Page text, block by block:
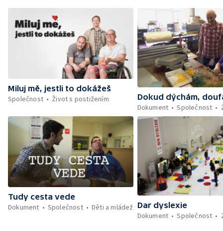
Miluj mě, jestli to dokážeš
Společnost
Život s postižením
Dokud dýchám,
Dokument
Společnost
Tudy cesta vede
Dokument
Společnost Děti a mládež
Dar dyslexie
Dokument
Společnost